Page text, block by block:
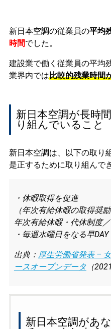
新日本空調の従業員の平均
時間でした。
建設業で働く従業員の平均
業界内では比較的残業時間
新日本空調が長時
り組んでいること
新日本空調は、以下の取り
是正するために取り組んで
・休暇取得を促進
（年次有給休暇の取得奨
年次有給休暇・代休制度
・毎週水曜日をなる早
出典： 厚生労働省発表 –
ースオープンデータ（
新日本空調があ